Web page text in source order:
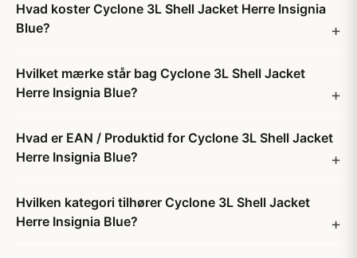
Hvad koster Cyclone 3L Shell Jacket Herre Insignia
Blue?
Hvilket mærke står bag Cyclone 3L Shell Jacket
Herre Insignia Blue?
Hvad er EAN / Produktid for Cyclone 3L Shell Jacket
Herre Insignia Blue?
Hvilken kategori tilhører Cyclone 3L Shell Jacket
Herre Insignia Blue?